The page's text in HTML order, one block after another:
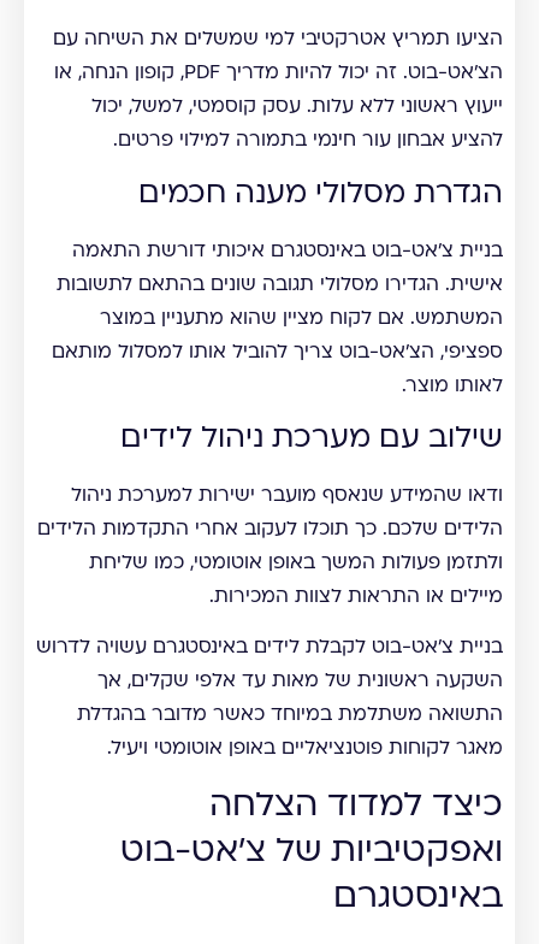
הציעו תמריץ אטרקטיבי למי שמשלים את השיחה עם
הצ'אט-בוט. זה יכול להיות מדריך PDF, קופון הנחה, או
ייעוץ ראשוני ללא עלות. עסק קוסמטי, למשל, יכול
להציע אבחון עור חינמי בתמורה למילוי פרטים.
הגדרת מסלולי מענה חכמים
בניית צ'אט-בוט באינסטגרם איכותי דורשת התאמה
אישית. הגדירו מסלולי תגובה שונים בהתאם לתשובות
המשתמש. אם לקוח מציין שהוא מתעניין במוצר
ספציפי, הצ'אט-בוט צריך להוביל אותו למסלול מותאם
לאותו מוצר.
שילוב עם מערכת ניהול לידים
ודאו שהמידע שנאסף מועבר ישירות למערכת ניהול
הלידים שלכם. כך תוכלו לעקוב אחרי התקדמות הלידים
ולתזמן פעולות המשך באופן אוטומטי, כמו שליחת
מיילים או התראות לצוות המכירות.
בניית צ'אט-בוט לקבלת לידים באינסטגרם עשויה לדרוש
השקעה ראשונית של מאות עד אלפי שקלים, אך
התשואה משתלמת במיוחד כאשר מדובר בהגדלת
מאגר לקוחות פוטנציאליים באופן אוטומטי ויעיל.
כיצד למדוד הצלחה
ואפקטיביות של צ'אט-בוט
באינסטגרם